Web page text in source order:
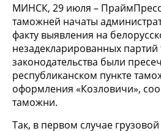
МИНСК, 29 июля –
таможней начаты
факту выявления на
незадекларированных
законодательства были
республиканском пункте
оформления «Козловичи»,
таможни.
Так, в первом случае